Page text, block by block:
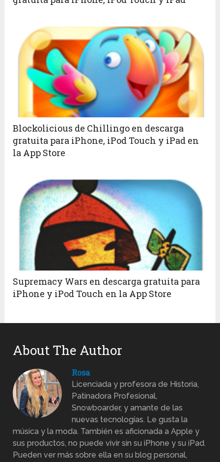
Blockolicious de Chillingo en descarga
gratuita para iPhone, iPod Touch y iPad en
la App Store
Supremacy Wars en descarga gratuita para
iPhone y iPod Touch en la App Store
About The Author
Rosa
Licenciada y profesora de Historia,
Patinadora Profesional,
Snowboarder, y amante de las
nuevas tecnologías. Le gusta la
música y la moda. También es aficionada a Apple y
sus productos, no puede vivir sin su iPhone y su iPad.
Pueden ver más sobre ella en su blog personal,